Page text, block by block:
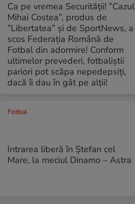
Ca pe vremea Securității! ”Cazul
Mihai Costea”, produs de
”Libertatea” și de SportNews, a
scos Federația Română de
Fotbal din adormire! Conform
ultimelor prevederi, fotbaliștii
pariori pot scăpa nepedepsiți,
dacă îi dau în gât pe alții!
Fotbal
Intrarea liberă în Ștefan cel
Mare, la meciul Dinamo – Astra